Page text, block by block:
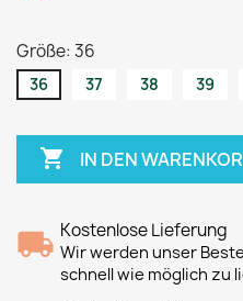
Größe: 36
36 37 38 39
 IN DEN
Kostenlose Lieferung
Wir werden unser
schnell wie möglich zu